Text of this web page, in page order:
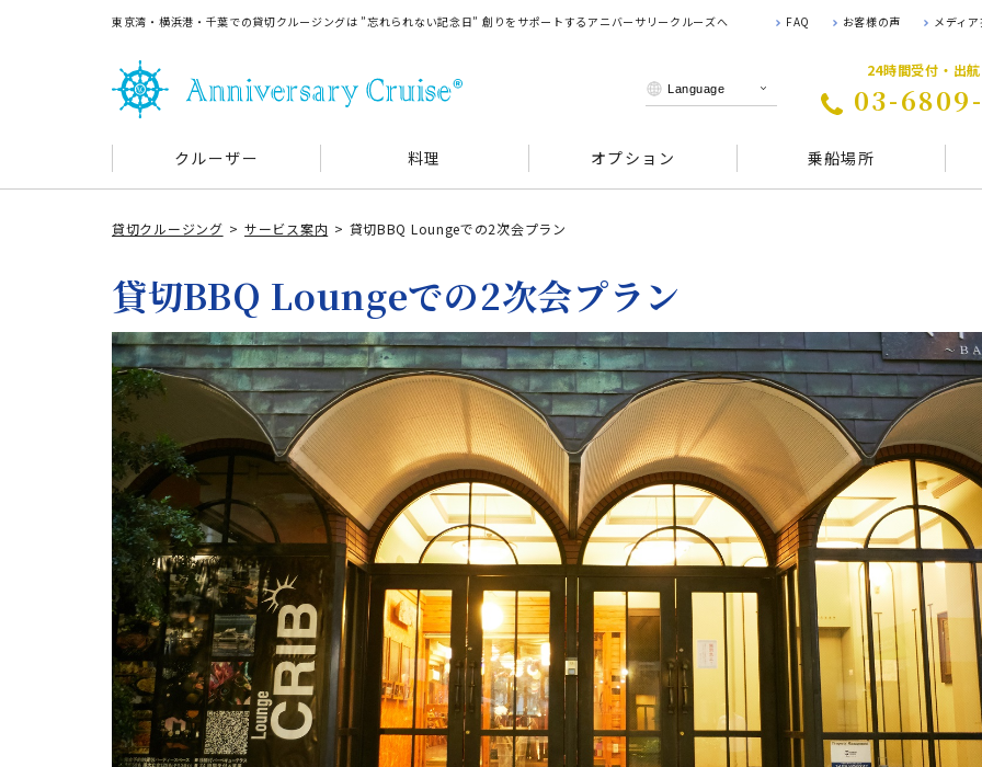
東京湾・横浜港・千葉での貸切クルージングは ”忘れられない記念日” 創りをサポートするアニバーサリークルーズへ FAQ お客様の声 メディ
24時間受付・出
03-
クルーザー 料理 オプション 乗船場所
貸切クルージング サービス案内 貸切BBQ Loungeでの2次会プラン
貸切BBQ Loungeでの2次会プラン